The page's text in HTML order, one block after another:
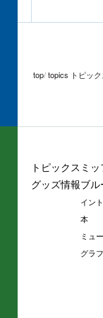
top topics トピック
トピックス
グッズ情報
ミ
ブル
イン
本
ミュ
グラ